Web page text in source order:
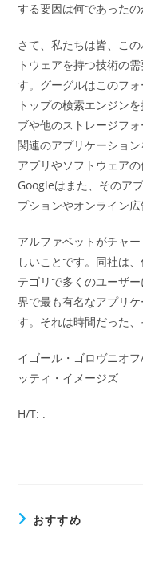
する要因は何であったの
さて、私たちは皆、こ
トウェアを持つ技術の
す。グーグルはこのフ
トップの検索エンジン
ブや他のストレージフ
関連のアプリケーショ
アプリやソフトウェア
Googleはまた、そのア
プションやオンライン広
アルファベットがチャ
しいことです。同社は
テゴリで多くのユーザ
界で最も有名なアプリ
す。それは時間だった、
イゴール・ゴロヴニオ
ッティ・イメージズ
H/T: .
おすすめ